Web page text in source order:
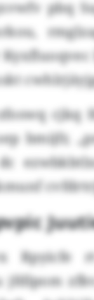
pbq
cjkq
bmijfr,
Rpyicfe
jfdlpom